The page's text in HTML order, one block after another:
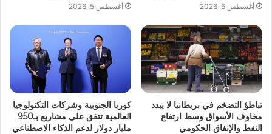
أغسطس 6, 2026 أغسطس 5, 2026
تباطؤ التضخم في بريطانيا لا يبدد
مخاوف الأسواق وسط ارتفاع
النفط والإنفاق الحكومي
كوريا الجنوبية وشركات التكنولوجيا
العالمية تتفق على مشاريع بـ950
مليار دولار لدعم الذكاء الاصطناعي